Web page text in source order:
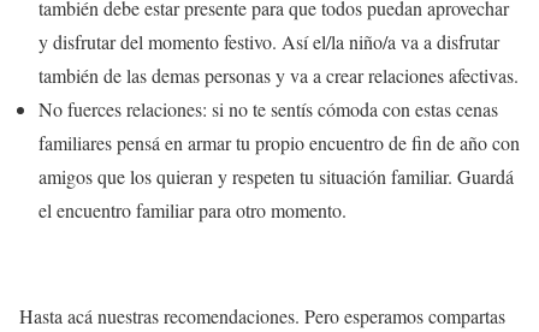
también debe estar presente para que todos puedan aprovechar
y disfrutar del momento festivo. Así el/la niño/a va a disfrutar
también de las demas personas y va a crear relaciones afectivas.
No fuerces relaciones: si no te sentís cómoda con estas cenas
familiares pensá en armar tu propio encuentro de fin de año con
amigos que los quieran y respeten tu situación familiar. Guardá
el encuentro familiar para otro momento.
Hasta acá nuestras recomendaciones. Pero esperamos compartas